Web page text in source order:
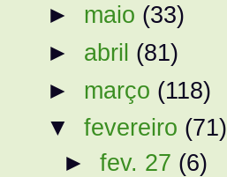
► maio (33)
► abril (81)
► março (118)
▼fevereiro (71)
► fev. 27 (6)